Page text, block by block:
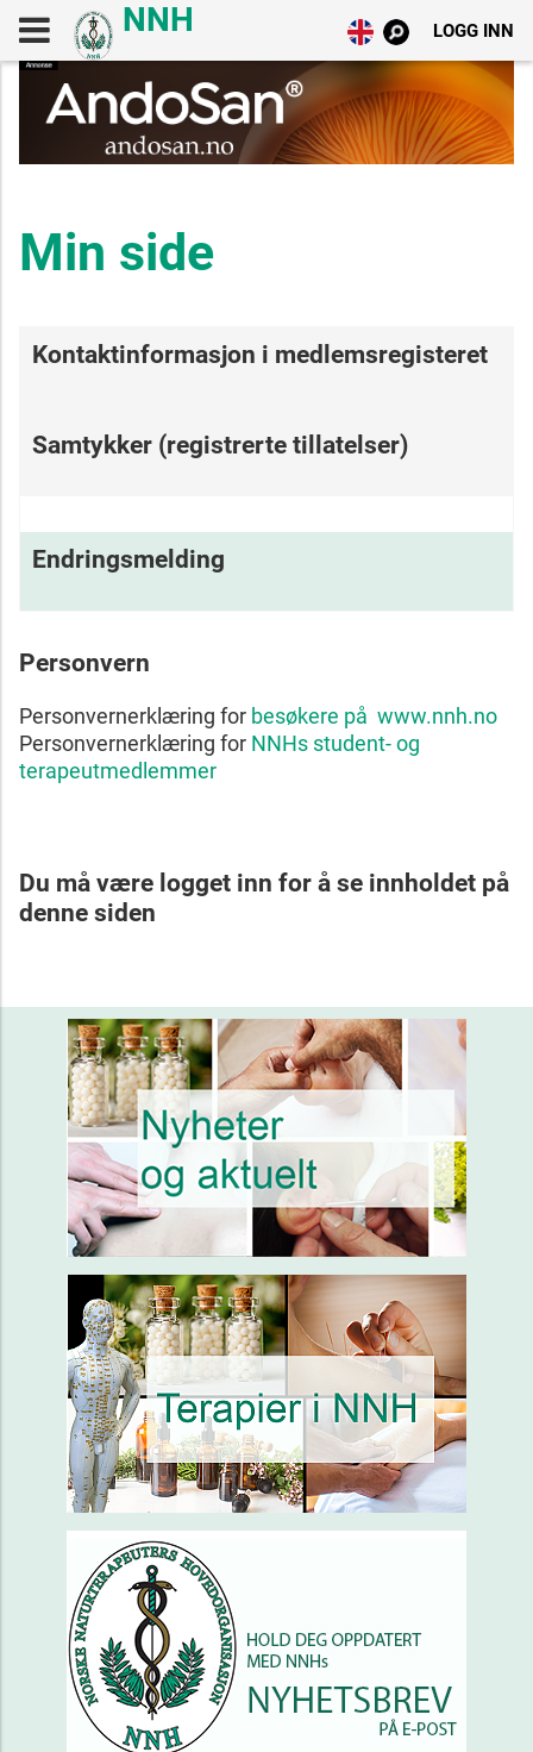
LOGG INN
Min side
Kontaktinformasjon i medlemsregisteret
Samtykker (registrerte tillatelser)
Endringsmelding
Personvern
Personvernerklæring for besøkere på www.nnh.no
Personvernerklæring for NNHs student- og
terapeutmedlemmer
Du må være logget inn for å se innholdet på
denne siden